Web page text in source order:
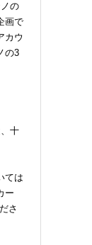
の
画で
カウ
の3
十
ては
ー
さ